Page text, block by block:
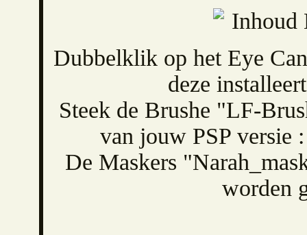
Dubbelklik op het Eye
deze
Steek de Brushe "LF-
van jouw PSP versie
De Maskers
worden